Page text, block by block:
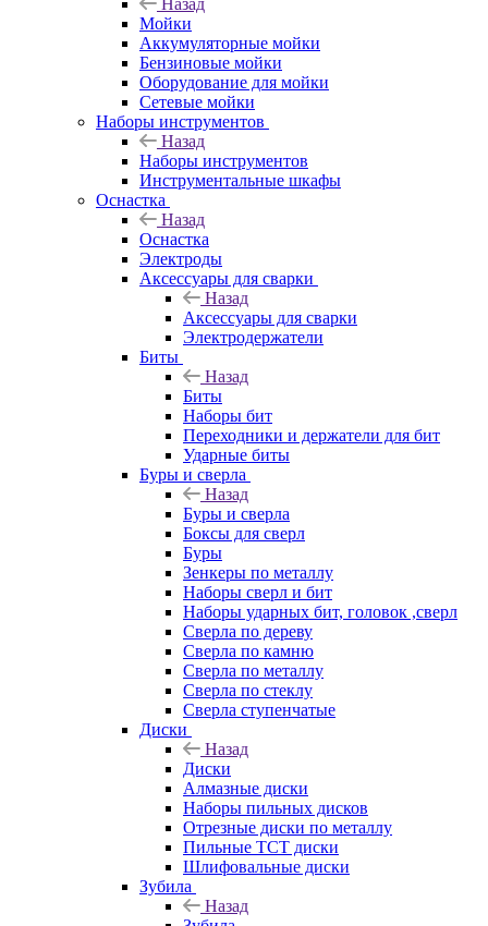
Назад
Мойки
Аккумуляторные мойки
Бензиновые мойки
Оборудование для мойки
Сетевые мойки
Наборы инструментов
Назад
Наборы инструментов
Инструментальные шкафы
Оснастка
Назад
Оснастка
Электроды
Аксессуары для сварки
Назад
Аксессуары для сварки
Электродержатели
Биты
Назад
Биты
Наборы бит
Переходники и держатели для бит
Ударные биты
Буры и сверла
Назад
Буры и сверла
Боксы для сверл
Буры
Зенкеры по металлу
Наборы сверл и бит
Наборы ударных бит, головок ,сверл
Сверла по дереву
Сверла по камню
Сверла по металлу
Сверла по стеклу
Сверла ступенчатые
Диски
Назад
Диски
Алмазные диски
Наборы пильных дисков
Отрезные диски по металлу
Пильные TCT диски
Шлифовальные диски
Зубила
Назад